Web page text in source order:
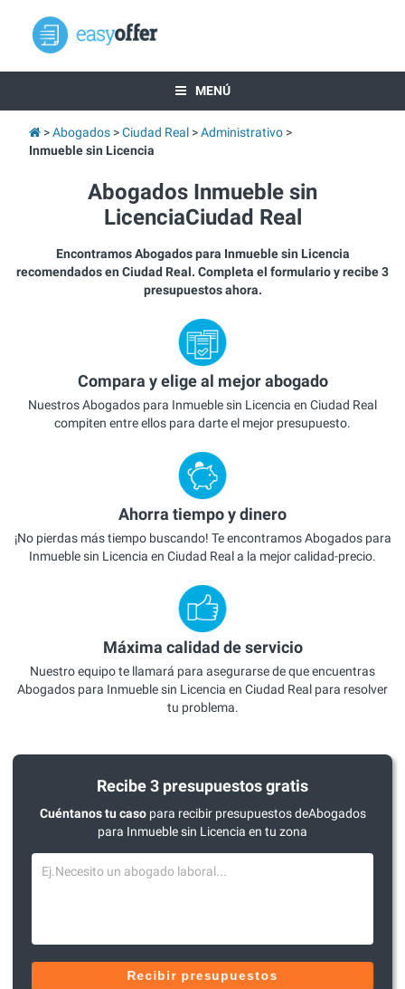
MENÚ
Abogados Ciudad Real
Administrativo
Inmueble sin Licencia
Abogados Inmueble sin
LicenciaCiudad Real
Encontramos Abogados para Inmueble sin Licencia
recomendados en Ciudad Real. Completa el formulario y recibe 3
presupuestos ahora.
Compara y elige al mejor abogado
Nuestros Abogados para Inmueble sin Licencia en Ciudad Real
compiten entre ellos para darte el mejor presupuesto.
Ahorra tiempo y dinero
¡No pierdas más tiempo buscando! Te encontramos Abogados para
Inmueble sin Licencia en Ciudad Real a la mejor calidad-precio.
Máxima calidad de servicio
Nuestro equipo te llamará para asegurarse de que encuentras
Abogados para Inmueble sin Licencia en Ciudad Real para resolver
tu problema.
Recibe 3 presupuestos gratis
Cuéntanos tu casopara recibir presupuestos deAbogados
para Inmueble sin Licencia en tu zona
Recibir presupuestos